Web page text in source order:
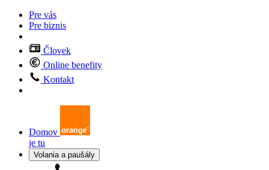
Pre vás
Pre biznis
Človek
Online benefity
Kontakt
Domov
je tu
Volania a paušály